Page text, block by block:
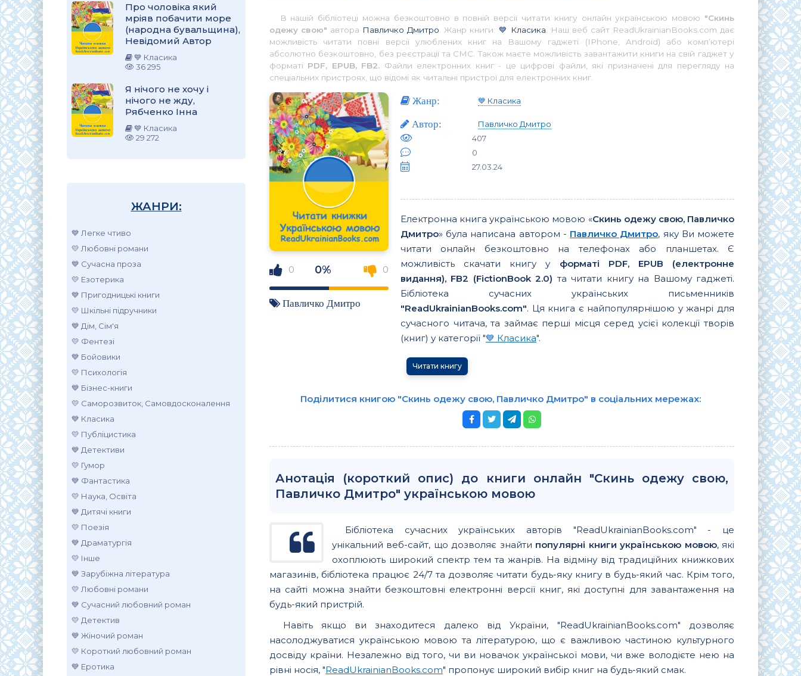
Про чоловіка який
мріяв побачити море
(народна бувальщина),
Невідомий Автор
💙 Класика
36 295
Я нічого не хочу і
нічого не жду,
Рябченко Інна
💙 Класика
29 272
ЖАНРИ:
💙 Легке чтиво
💛 Любовні романи
💙 Сучасна проза
💛 Езотерика
💙 Пригодницькі книги
💛 Шкільні підручники
💙 Дім, Сім'я
💛 Фентезі
💙 Бойовики
💛 Психологія
💙 Бізнес-книги
💛 Саморозвиток, Самовдосконалення
💙 Класика
💛 Публіцистика
💙 Детективи
💛 Гумор
💙 Фантастика
💛 Наука, Освіта
💙 Дитячі книги
💛 Поезія
💙 Драматургія
💛 Інше
💙 Зарубіжна література
💛 Любовні романи
💙 Сучасний любовний роман
💛 Детектив
💙 Жіночий роман
💛 Короткий любовний роман
💙 Еротика
В нашій бібліотеці можна безкоштовно в повній версії читати книгу онлайн українською мовою "Скинь
одежу свою" автора Павличко Дмитро . Жанр книги: 💙 Класика . Наш веб сайт ReadUkrainianBooks.com дає
можливість читати повні версії улюблених книг на Вашому гаджеті (IPhone, Android) або комп’ютері
абсолютно безкоштовно, без реєстрації та СМС. Також маєте можливість завантажити книги на свій гаджет у
форматі PDF, EPUB, FB2. Файли електронних книг - це цифрові файли, які призначені для перегляду на
спеціальних пристроях, що відомі як читальні пристрої для електронних книг.
0 0% 0
Павличко Дмитро
Жанр: 💙 Класика
Автор:
Павличко Дмитро
407
0
27.03.24
Електронна книга українською мовою «Скинь одежу свою, Павличко
Дмитро» була написана автором - Павличко Дмитро, яку Ви можете
читати онлайн безкоштовно на телефонах або планшетах. Є
можливість скачати книгу у форматі PDF, EPUB (електронне
видання), FB2 (FictionBook 2.0) та читати книгу на Вашому гаджеті.
Бібліотека сучасних українських письменників
"ReadUkrainianBooks.com". Ця книга є найпопулярнішою у жанрі для
сучасного читача, та займає перші місця серед усієї колекції творів
(книг) у категорії "💙 Класика".
Читати книгу
Поділитися книгою "Скинь одежу свою, Павличко Дмитро" в соціальних мережах:
Анотація (короткий опис) до книги онлайн "Скинь одежу свою,
Павличко Дмитро" українською мовою
Бібліотека сучасних українських авторів "ReadUkrainianBooks.com" - це
унікальний веб-сайт, що дозволяє знайти популярні книги українською мовою, які
охоплюють широкий спектр тем та жанрів. На відміну від традиційних книжкових
магазинів, бібліотека працює 24/7 та дозволяє читати будь-яку книгу в будь-який час. Крім того,
на сайті можна знайти безкоштовні електронні версії книг, які доступні для завантаження на
будь-який пристрій.
Навіть якщо ви знаходитеся далеко від України, "ReadUkrainianBooks.com" дозволяє
насолоджуватися українською мовою та літературою, що є важливою частиною культурного
досвіду країни. Незалежно від того, чи ви новачок української мови, чи вже володієте нею на
рівні носія, "ReadUkrainianBooks.com" пропонує широкий вибір книг на будь-який смак.